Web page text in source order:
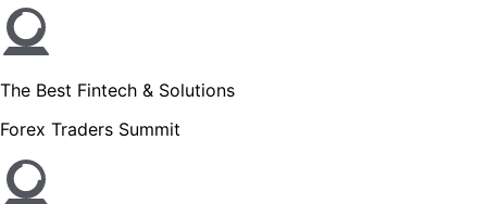
The Best Fintech & Solutions
Forex Traders Summit